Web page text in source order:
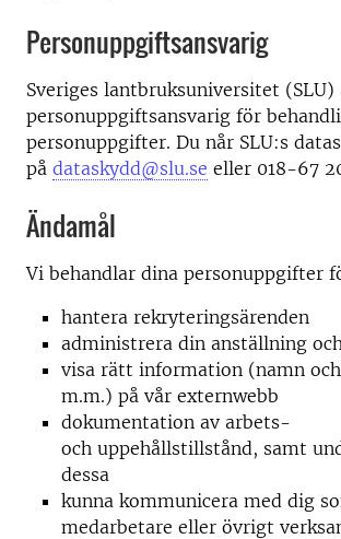
Personuppgiftsansvarig
Sveriges lantbruksuniversitet (SLU)
personuppgiftsansvarig för
personuppgifter. Du når SLU:s
på dataskydd@slu.se eller 018-67
Ändamål
Vi behandlar dina personuppgifter
hantera rekryteringsärenden
administrera din anställning
visa rätt information (namn
m.m.) på vår externwebb
dokumentation av arbets-
och uppehållstillstånd, samt
dessa
kunna kommunicera med dig
medarbetare eller övrigt